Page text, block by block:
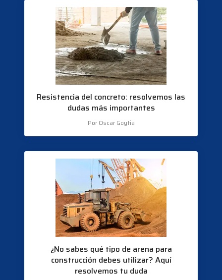
Resistencia del concreto: resolvemos las
dudas más importantes
Por Oscar Goytia
¿No sabes qué tipo de arena para
construcción debes utilizar? Aquí
resolvemos tu duda